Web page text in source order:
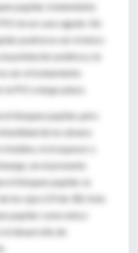
pupilar, tratamiento
en un caso agudo. Sin
podría no ser el único
población asiática y la
ser el tratamiento
PIO a largo plazo.
bloqueo pupilar, pero
de la cámara
ni el espesor y
en el presente
el bloqueo pupilar se
los ojos (19 de 30). Solo
pupilar como único
el desarrollo de